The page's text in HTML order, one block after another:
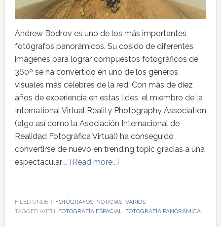
Andrew Bodrov es uno de los más importantes
fotógrafos panorámicos. Su cosido de diferentes
imágenes para lograr compuestos fotográficos de
360º se ha convertido en uno de los géneros
visuales más célebres de la red. Con más de diez
años de experiencia en estas lides, el miembro de la
International Virtual Reality Photography Association
(algo así como la Asociación Internacional de
Realidad Fotográfica Virtual) ha conseguido
convertirse de nuevo en trending topic gracias a una
espectacular … [Read more...]
FILED UNDER: FOTÓGRAFOS, NOTICIAS, VARIOS
TAGGED WITH: FOTOGRAFÍA ESPACIAL, FOTOGRAFÍA PANORÁMICA